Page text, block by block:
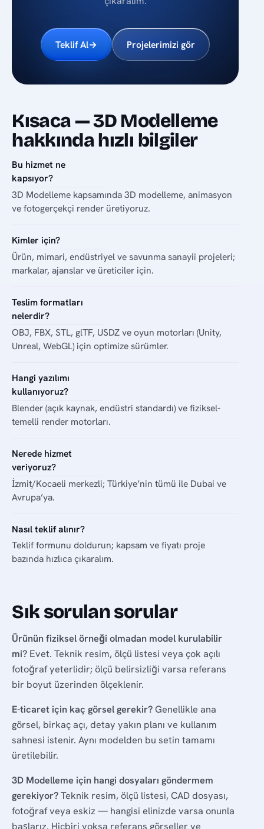
Teklif Al→ Projelerimizi gör
Kısaca — 3D Modelleme
hakkında hızlı bilgiler
Bu hizmet ne
kapsıyor?
3D Modelleme kapsamında 3D modelleme, animasyon
ve fotogerçekçi render üretiyoruz.
Kimler için?
Ürün, mimari, endüstriyel ve savunma sanayii projeleri;
markalar, ajanslar ve üreticiler için.
Teslim formatları
nelerdir?
OBJ, FBX, STL, glTF, USDZ ve oyun motorları (Unity,
Unreal, WebGL) için optimize sürümler.
Hangi yazılımı
kullanıyoruz?
Blender (açık kaynak, endüstri standardı) ve fiziksel-
temelli render motorları.
Nerede hizmet
veriyoruz?
İzmit/Kocaeli merkezli; Türkiye’nin tümü ile Dubai ve
Avrupa’ya.
Nasıl teklif alınır?
Teklif formunu doldurun; kapsam ve fiyatı proje
bazında hızlıca çıkaralım.
Sık sorulan sorular
Ürünün fiziksel örneği olmadan model kurulabilir
mi? Evet. Teknik resim, ölçü listesi veya çok açılı
fotoğraf yeterlidir; ölçü belirsizliği varsa referans
bir boyut üzerinden ölçeklenir.
E-ticaret için kaç görsel gerekir?Genellikle ana
görsel, birkaç açı, detay yakın planı ve kullanım
sahnesi istenir. Aynı modelden bu setin tamamı
üretilebilir.
3D Modelleme için hangi dosyaları göndermem
gerekiyor?Teknik resim, ölçü listesi, CAD dosyası,
fotoğraf veya eskiz — hangisi elinizde varsa onunla
başlarız. Hiçbiri yoksa referans görseller ve